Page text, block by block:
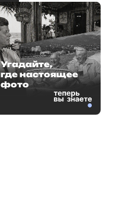
Угадайте,
где настоящее
фото